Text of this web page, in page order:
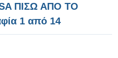
ΠΙΣΩ ΑΠΟ ΤΟ
1 από 14